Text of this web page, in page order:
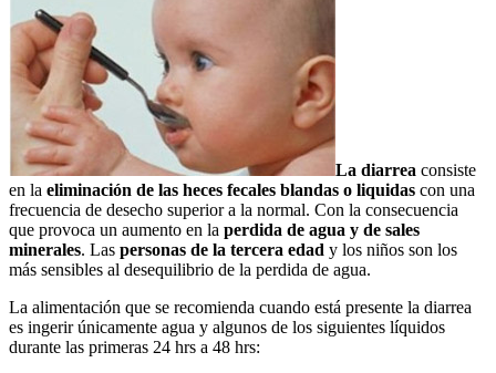
La diarrea consiste
en la eliminación de las heces fecales blandas o liquidas con una
frecuencia de desecho superior a la normal. Con la consecuencia
que provoca un aumento en la perdida de agua y de sales
minerales. Las personas de la tercera edad y los niños son los
más sensibles al desequilibrio de la perdida de agua.
La alimentación que se recomienda cuando está presente la diarrea
es ingerir únicamente agua y algunos de los siguientes líquidos
durante las primeras 24 hrs a 48 hrs: